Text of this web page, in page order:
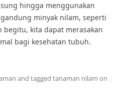
hingga menggunakan
minyak nilam, seperti
begitu, kita dapat merasakan
bagi kesehatan tubuh.
and tagged tanaman nilam on